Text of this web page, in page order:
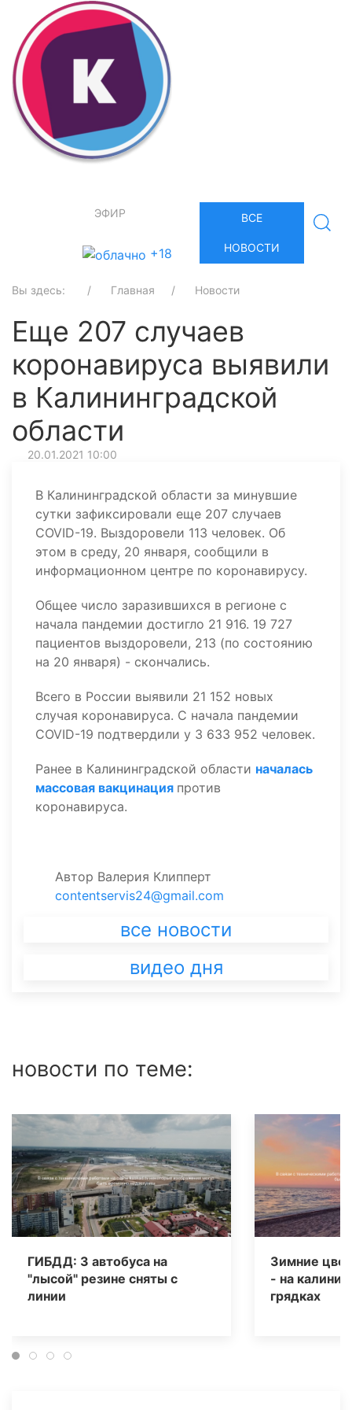
ЭФИР
+18
ВСЕ
НОВОСТИ
Вы здесь: Главная Новости
Еще 207 случаев
коронавируса выявили
в Калининградской
области
20.01.2021 10:00
В Калининградской области за минувшие
сутки зафиксировали еще 207 случаев
COVID-19. Выздоровели 113 человек. Об
этом в среду, 20 января, сообщили в
информационном центре по коронавирусу.
Общее число заразившихся в регионе с
начала пандемии достигло 21 916. 19 727
пациентов выздоровели, 213 (по состоянию
на 20 января) - скончались.
Всего в России выявили 21 152 новых
случая коронавируса. С начала пандемии
COVID-19 подтвердили у 3 633 952 человек.
Ранее в Калининградской области началась
массовая вакцинация против
коронавируса.
Автор Валерия Клипперт
contentservis24@gmail.com
все новости
видео дня
новости по теме:
ГИБДД: 3 автобуса на
"лысой" резине сняты с
линии
Зимние
- на
грядках